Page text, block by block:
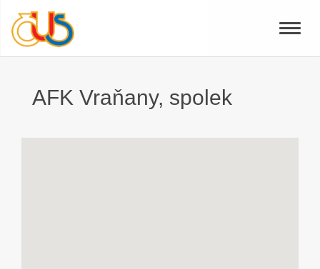
Toggle
AFK Vraňany, spolek